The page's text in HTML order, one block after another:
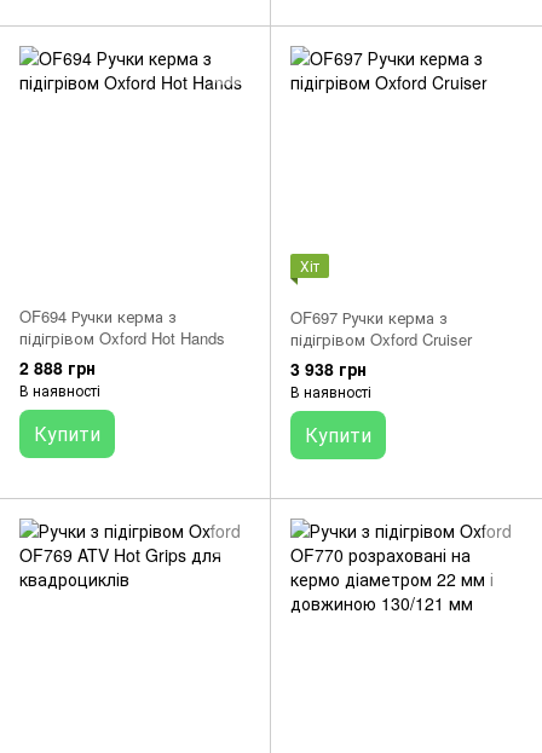
OF694 Ручки керма з
підігрівом Oxford Hot Hands
2 888 грн
В наявності
Купити
Хіт
OF697 Ручки керма з
підігрівом Oxford Cruiser
3 938 грн
В наявності
Купити